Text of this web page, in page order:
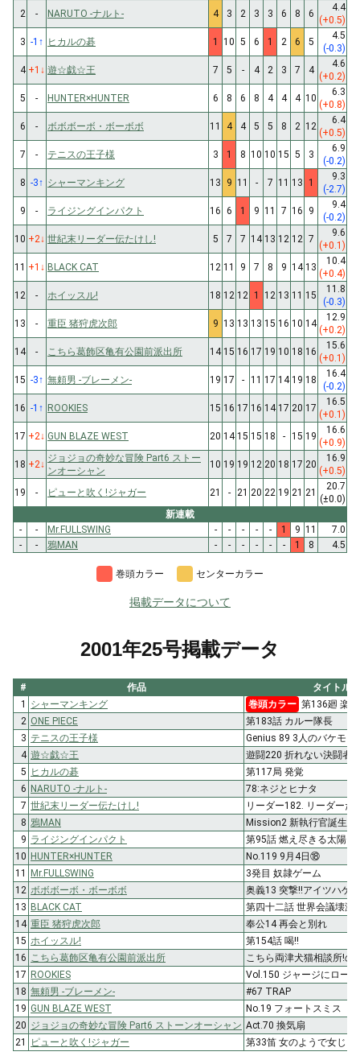
2
- NARUTO -ナルト- 4 3 2 3 3 6 8 6
4.4
(+0.5)
3 -1 ↑ ヒカルの碁 1 10 5 6 1 2 6 5
4.5
(-0.3)
4 +1 ↓ 遊☆戯☆王 7 5 - 4 2 3 7 4
4.6
(+0.2)
5
- HUNTER×HUNTER 6 8 6 8 4 4 4 10
6.3
(+0.8)
6
- ボボボーボ・ボーボボ 11 4 4 5 5 8 2 12
6.4
(+0.5)
7
- テニスの王子様 3 1 8 10 10 15 5 3
6.9
(-0.2)
8 -3↑ シャーマンキング 13 9 11 - 7 11 13 1
9.3
(-2.7)
9
- ライジングインパクト 16 6 1 9 11 7 16 9
9.4
(-0.2)
10 +2↓ 世紀末リーダー伝たけし! 5 7 7 14 13 12 12 7
9.6
(+0.1)
11 +1 ↓ BLACK CAT 12 11 9 7 8 9 14 13
10.4
(+0.4)
12
- ホイッスル! 18 12 12 1 12 13 11 15
11.8
(-0.3)
13
- 重臣 猪狩虎次郎 9 13 13 13 15 16 10 14
12.9
(+0.2)
14
- こちら葛飾区亀有公園前派出所 14 15 16 17 19 10 18 16
15.6
(+0.1)
15 -3↑ 無頼男 -ブレーメン- 19 17 - 11 17 14 19 18
16.4
(-0.2)
16 -1 ↑ ROOKIES 15 16 17 16 14 17 20 17
16.5
(+0.1)
17 +2↓ GUN BLAZE WEST 20 14 15 15 18 - 15 19
16.6
(+0.9)
18 +2↓
ジョジョの奇妙な冒険 Part6 ストー
ンオーシャン
10 19 19 12 20 18 17 20
16.9
(+0.5)
19
- ピューと吹く!ジャガー 21 - 21 20 22 19 21 21
20.7
(±0.0)
新連載
-
- Mr.FULLSWING - - - - - 1 9 11
7.0
-
- 鴉MAN - - - - - - 1 8 4.5
巻頭カラー センターカラー
掲載データについて
2001年25号掲載データ
# 作品
タイトル
1
シャーマンキング 巻頭カラー 第136廻 楽園
2 ONE PIECE
第183話 カルー隊長
3 テニスの王子様
Genius 89 3人のバケモノ
4 遊☆戯☆王
遊闘220 折れない決闘者
5 ヒカルの碁
第117局 発覚
6 NARUTO -ナルト-
78:ネジとヒナタ
7 世紀末リーダー伝たけし!
リーダー182. リーダーた
8 鴉MAN
Mission2 新執行官誕生
9 ライジングインパクト
第95話 燃え尽きる太陽
10 HUNTER×HUNTER
No.119 9月4日⑱
11 Mr.FULLSWING
3発目 奴隷ゲーム
12 ボボボーボ・ボーボボ
奥義13 突撃!!アイツハゲ
13 BLACK CAT
第四十二話 世界会議壊滅
14 重臣 猪狩虎次郎
奉公14 再会と別れ
15 ホイッスル!
第154話 喝!!
16
こちら葛飾区亀有公園前派出所
こちら両津犬猫相談所!の
17 ROOKIES
Vol.150 ジャージにロー
18 無頼男 -ブレーメン-
#67 TRAP
19 GUN BLAZE WEST
No.19 フォートスミス
20 ジョジョの奇妙な冒険 Part6 ストーンオーシャン Act.70 換気扇
21
ピューと吹く!ジャガー 第33笛 女のようで女じゃ